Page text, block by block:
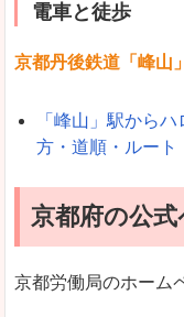
電車と徒歩
京都丹後鉄道「峰山
「峰山」駅から
方・道順・ルート
京都府の公
京都労働局のホーム